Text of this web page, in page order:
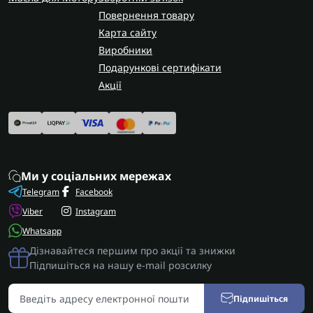
замовлення по всій Україні. У Запоріжжі
виконуємо капітальний ремонт коробки ZF
8HP70 з гарантією на виконані роботи.
Повернення товару
Карта сайту
Виробники
Подарункові сертифікати
Акції
Ми у соціальних мережах
Telegram
Viber
Whatsapp
Facebook
Instagram
Дізнавайтеся першим про акції та знижки
Підпишіться на нашу e-mail розсилку
Підпишіться